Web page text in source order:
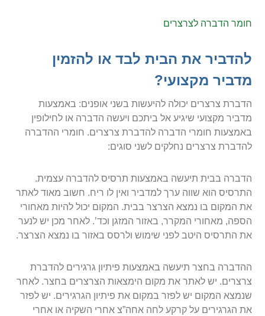
חומר הדברה לצרצרים
להדביר את הבית לבד או להזמין
מדביר מקצועי?
הדברת צרצרים יכולה להיעשות בשני אופנים: באמצעות
מדביר מקצועי שיגיע אל ביתכם ויעשה הדברה או לחילופין
באמצעות חומרי הדברה להדברת צרצרים. חומרי ההדברה
להדברת צרצרים נחלקים לשני סוגים:
הדברה בבית תיעשה באמצעות תרסיס להדברה עצמית.
התרסיס הוא שווה ערך למדביר ואין לו ריח. חשוב מאוד לאתר
את המקום בו נמצא הצרצר בבית. המקום יכול להיות מאחורי
הספה, מאחורי המקרר, באזור המזגן וכד’. לאחר מכן יש לנער
את התרסיס היטב לפני שימוש ולרסס באזור בו נמצא הצרצר.
ההדברה בחצר תיעשה באמצעות פיתיון גרגירים להדברת
צרצרים. יש לאתר את מקום הימצאות הצרצרים בחצר. לאחר
שנמצא המקום יש לפזר במקום את פיתיון הגרגירים. יש לפזר
את הגרגירים על קרקע לחה אחה”צ אחרי השקיה או אחרי